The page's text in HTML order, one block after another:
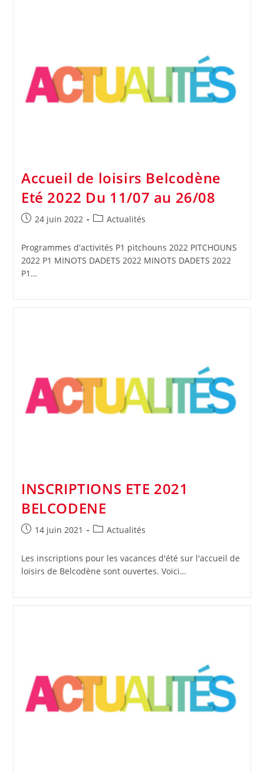
Accueil de loisirs Belcodène
Eté 2022 Du 11/07 au 26/08
Publication
24 juin 2022
PostActualités
Programmes d'activités P1 pitchouns 2022 PITCHOUNS
2022 P1 MINOTS DADETS 2022 MINOTS DADETS 2022
P1…
INSCRIPTIONS ETE 2021
BELCODENE
Publication
14 juin 2021
PostActualités
Les inscriptions pour les vacances d'été sur l'accueil de
loisirs de Belcodène sont ouvertes. Voici…